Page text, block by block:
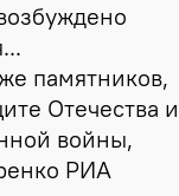
памятников,
Отечества и
войны,
РИА